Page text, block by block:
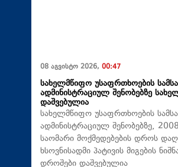
08 აგვისტო 2026, 00:47
სახელმწიფო უსაფრთხოების
ადმინისტრაციულ შენობებზე
დაშვებულია
სახელმწიფო უსაფრთხოების
ადმინისტრაციულ შენობებზე,
საომარი მოქმედებების დროს
ხსოვნისადმი პატივის მიგების
დროშები დაშვებულია